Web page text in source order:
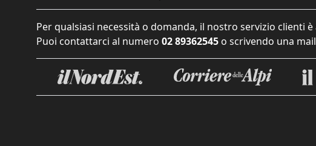
Per qualsiasi necessità o domanda, il nostro servizio clienti
Puoi contattarci al numero 02 89362545 o scrivendo una